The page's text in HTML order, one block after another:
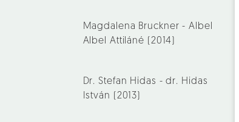
Magdalena Bruckner - Albel
Albel Attiláné (2014)
Dr. Stefan Hidas - dr. Hidas
István (2013)